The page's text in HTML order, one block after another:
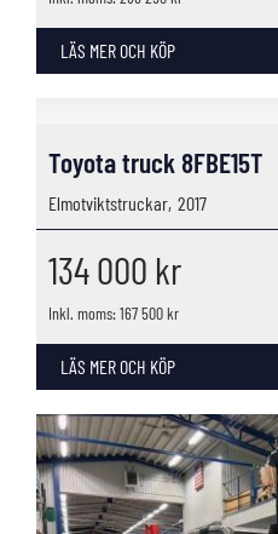
LÄS MER OCH KÖP
Toyota truck 8FBE15T
Elmotviktstruckar, 2017
134 000 kr
Inkl. moms: 167 500 kr
LÄS MER OCH KÖP